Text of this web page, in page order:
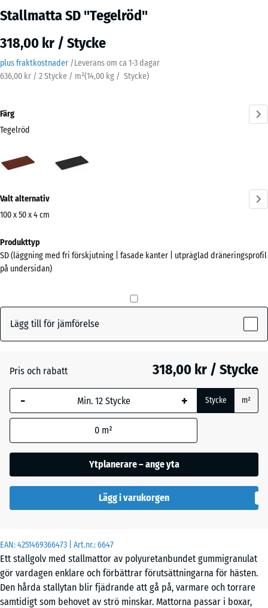
Stallmatta SD "Tegelröd"
318,00 kr / Stycke
plus fraktkostnader /Leverans om ca 1-3 dagar
636,00 kr / 2 Stycke / m²(14,00 kg / Stycke)
EAN:4251469366473 | Art.nr.:6647
Ett stallgolv med stallmattor av polyuretanbundet gummigranulat
gör vardagen enklare och förbättrar förutsättningarna för hästen.
Den hårda stallytan blir fjädrande att gå på, varmare och torrare
samtidigt som behovet av strö minskar. Mattorna passar i boxar,
Färg
Tegelröd
(active)
information
om
Visa
färgpalett
Valt alternativ
100 x 50 x 4 cm
för
frakt
500
Den valda måtten med
blå markering används
för behovsberäkningen
(om inte annat anges i
produktinformationen).
100
50
cm
100
x
50
x 3
- 86,00 kr
Produkttyp
SD (läggning med fri förskjutning | fasade kanter | utpräglad dräneringsprofil
på undersidan)
Lägg till för jämförelse
Pris och rabatt 318,00 kr / Stycke
- + Stycke m²
0 m²
Ytplanerare – ange yta
Lägg i varukorgen